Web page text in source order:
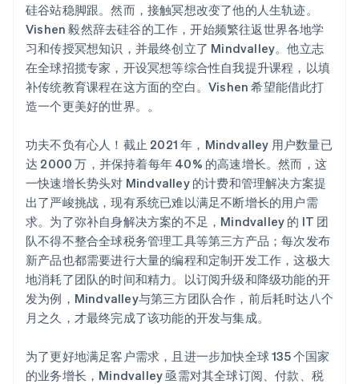
硅谷站稳脚跟。然而，接触冥想改变了他的人生轨迹。
Vishen 毅然辞去硅谷的工作，开始频繁往返世界各地学
习和传授冥想知识，并最终创立了 Mindvalley。他立志
在全球招揽专家，开设冥想等综合性自我提升课程，以填
补传统教育课程在这方面的空白。Vishen 希望能借此打
造一个更美好的世界。。
功夫不负有心人！截止 2021 年，Mindvalley 用户数量已
达 2000 万，并保持着每年 40% 的高速增长。然而，这
一快速增长势头对 Mindvalley 的计费和管理解决方案提
出了严峻挑战，现有系统已难以满足不断增长的用户需
求。为了弥补自身解决方案的不足，Mindvalley 的 IT 团
队不得不整合全球税务管理工具等第三方产品；每次发布
新产品也都需要进行大量的编程和定制开发工作，这极大
地消耗了团队的时间和精力。以订阅升级和降级功能的开
发为例，Mindvalley与第三方团队合作，前后耗时达八个
月之久，才最终完成了该功能的开发与集成。
为了更好地满足客户需求，且进一步加快全球 135 个国家
的业务增长，Mindvalley 亟需对其全球订阅、付款、税